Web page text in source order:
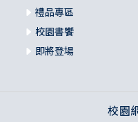
禮品專區
校園書饗
即將登場
校園